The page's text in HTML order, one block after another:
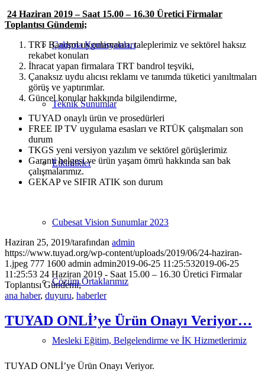
Çalışma Komisyonları
Teknik Sunumlar
Etkinlikler
Cubesat Vision Sunumlar 2023
Çözüm Ortaklarımız
Mesleki Eğitim, Belgelendirme ve İK Hizmetlerimiz
24 Haziran 2019 – Saat 15.00 – 16.30 Üretici Firmalar
Toplantısı Gündemi;
TRT Bandrol uygulamaları, taleplerimiz ve sektörel haksız
rekabet konuları
İhracat yapan firmalara TRT bandrol teşviki,
Çanaksız uydu alıcısı reklamı ve tanımda tüketici yanıltmaları
görüş ve yaptırımlar.
Güncel konular hakkında bilgilendirme,
TUYAD onaylı ürün ve prosedürleri
FREE IP TV uygulama esasları ve RTÜK çalışmaları son
durum
TKGS yeni versiyon yazılım ve sektörel görüşlerimiz
Garanti belgesi ve ürün yaşam ömrü hakkında san bak
çalışmalarımız.
GEKAP ve SIFIR ATIK son durum
Haziran 25, 2019/tarafından admin
https://www.tuyad.org/wp-content/uploads/2019/06/24-haziran-
1.jpeg 777 1600 admin admin2019-06-25 11:25:532019-06-25
11:25:53 24 Haziran 2019 - Saat 15.00 – 16.30 Üretici Firmalar
Toplantısı Gündemi;
ana haber, duyuru, haberler
TUYAD ONLİ’ye Ürün Onayı Veriyor…
TUYAD ONLİ’ye Ürün Onayı Veriyor.